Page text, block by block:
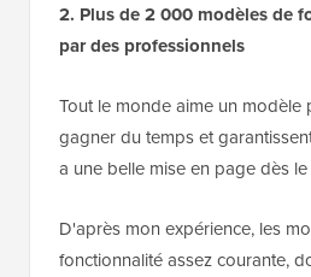
2. Plus de 2 000 modèles de
par des professionnels
Tout le monde aime un modèle
gagner du temps et
a une belle mise en page dès
D'après mon expérience, les
fonctionnalité assez courante,